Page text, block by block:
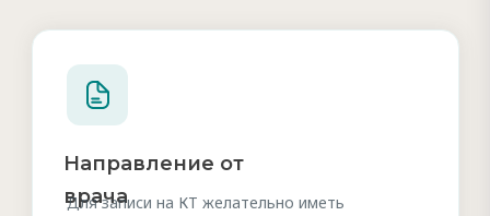
Направление от
врача
Для записи на КТ желательно иметь